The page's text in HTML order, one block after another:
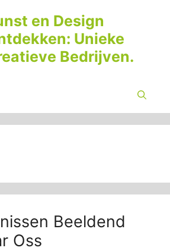
en Design
Unieke
Bedrijven.
Beeldend
Oss